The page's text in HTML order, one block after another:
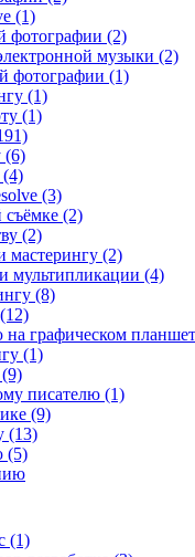
(1)
фотографии (2)
музыки (2)
фотографии (1)
(1)
(1)
(6)
(3)
(2)
(2)
мастерингу (2)
мультипликации (4)
(8)
графическом
(1)
писателю (1)
(9)
(13)
(5)
(1)